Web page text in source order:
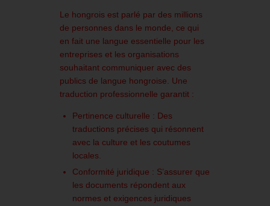
Le hongrois est parlé par des millions
de personnes dans le monde, ce qui
en fait une langue essentielle pour les
entreprises et les organisations
souhaitant communiquer avec des
publics de langue hongroise. Une
traduction professionnelle garantit :
Pertinence culturelle : Des
traductions précises qui résonnent
avec la culture et les coutumes
locales.
Conformité juridique : S’assurer que
les documents répondent aux
normes et exigences juridiques